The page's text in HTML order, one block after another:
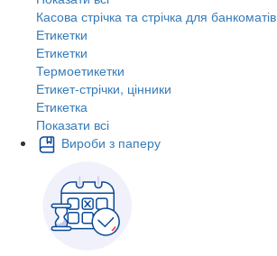
Касова стрічка та стрічка для банкоматів
Етикетки
Етикетки
Термоетикетки
Етикет-стрічки, цінники
Етикетка
Показати всі
Вироби з паперу